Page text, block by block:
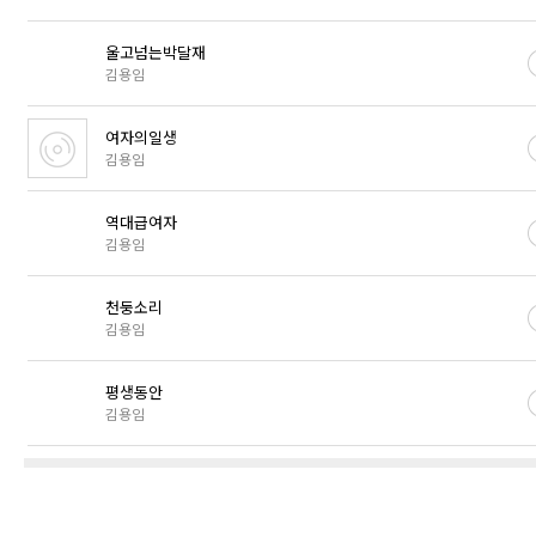
울고넘는박달재
김용임
여자의일생
김용임
역대급여자
김용임
천둥소리
김용임
평생동안
김용임